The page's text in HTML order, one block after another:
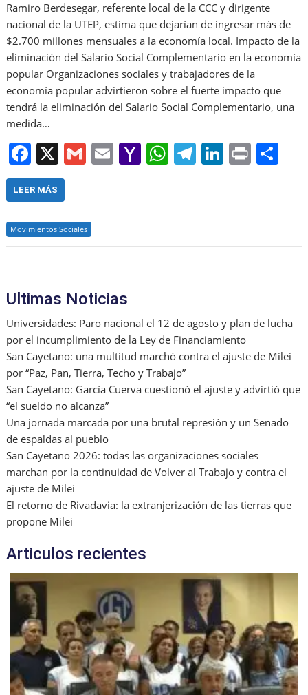
Ramiro Berdesegar, referente local de la CCC y dirigente
nacional de la UTEP, estima que dejarían de ingresar más de
$2.700 millones mensuales a la economía local. Impacto de la
eliminación del Salario Social Complementario en la economía
popular Organizaciones sociales y trabajadores de la
economía popular advirtieron sobre el fuerte impacto que
tendrá la eliminación del Salario Social Complementario, una
medida…
F
a
c
e
b
k
X G
l
E Y
o
W
A
T
a
Li
dI
Pr
LEER MÁS
Movimientos Sociales
Ultimas Noticias
Universidades: Paro nacional el 12 de agosto y plan de lucha
por el incumplimiento de la Ley de Financiamiento
San Cayetano: una multitud marchó contra el ajuste de Milei
por “Paz, Pan, Tierra, Techo y Trabajo”
San Cayetano: García Cuerva cuestionó el ajuste y advirtió que
“el sueldo no alcanza”
Una jornada marcada por una brutal represión y un Senado
de espaldas al pueblo
San Cayetano 2026: todas las organizaciones sociales
marchan por la continuidad de Volver al Trabajo y contra el
ajuste de Milei
El retorno de Rivadavia: la extranjerización de las tierras que
propone Milei
Articulos recientes